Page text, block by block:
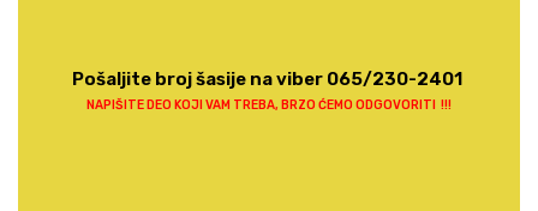
Pošaljite broj šasije na viber 065/230-2401
NAPIŠITE DEO KOJI VAM TREBA, BRZO ĆEMO ODGOVORITI !!!